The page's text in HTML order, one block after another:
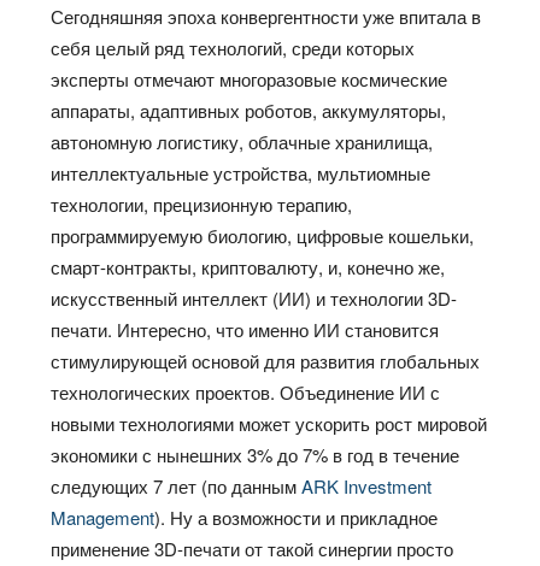
Сегодняшняя эпоха конвергентности уже впитала в
себя целый ряд технологий, среди которых
эксперты отмечают многоразовые космические
аппараты, адаптивных роботов, аккумуляторы,
автономную логистику, облачные хранилища,
интеллектуальные устройства, мультиомные
технологии, прецизионную терапию,
программируемую биологию, цифровые кошельки,
смарт-контракты, криптовалюту, и, конечно же,
искусственный интеллект (ИИ) и технологии 3D-
печати. Интересно, что именно ИИ становится
стимулирующей основой для развития глобальных
технологических проектов. Объединение ИИ с
новыми технологиями может ускорить рост мировой
экономики с нынешних 3% до 7% в год в течение
следующих 7 лет (по даннымARK Investment
Management). Ну а возможности и прикладное
применение 3D-печати от такой синергии просто